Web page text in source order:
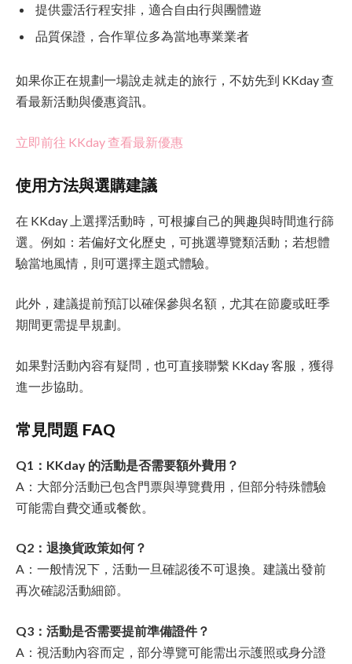
提供靈活行程安排，適合自由行與團體遊
品質保證，合作單位多為當地專業業者
如果你正在規劃一場說走就走的旅行，不妨先到 KKday 查
看最新活動與優惠資訊。
立即前往 KKday 查看最新優惠
使用方法與選購建議
在 KKday 上選擇活動時，可根據自己的興趣與時間進行篩
選。例如：若偏好文化歷史，可挑選導覽類活動；若想體
驗當地風情，則可選擇主題式體驗。
此外，建議提前預訂以確保參與名額，尤其在節慶或旺季
期間更需提早規劃。
如果對活動內容有疑問，也可直接聯繫 KKday 客服，獲得
進一步協助。
常見問題 FAQ
Q1：KKday 的活動是否需要額外費用？
A：大部分活動已包含門票與導覽費用，但部分特殊體驗
可能需自費交通或餐飲。
Q2：退換貨政策如何？
A：一般情況下，活動一旦確認後不可退換。建議出發前
再次確認活動細節。
Q3：活動是否需要提前準備證件？
A：視活動內容而定，部分導覽可能需出示護照或身分證